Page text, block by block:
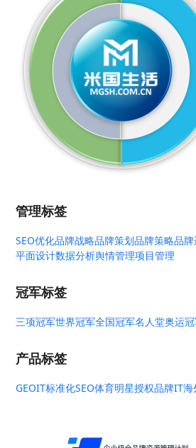
管理标签
SEO优化品牌战略品牌策划品牌策略品
平面设计数据分析舆情管理项目管理
冠军标签
三项冠军世界冠军全国冠军名人堂奥运
产品标签
GEOIT标准化SEO体育明星授权品牌IT海